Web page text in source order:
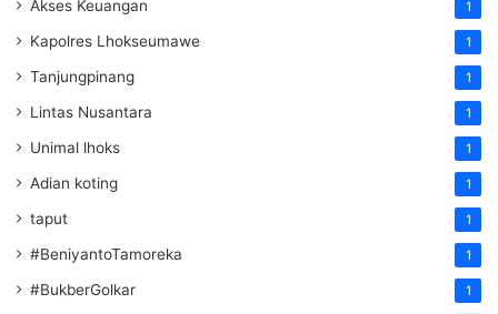
Akses Keuangan 1
Kapolres Lhokseumawe 1
Tanjungpinang 1
Lintas Nusantara 1
Unimal lhoks 1
Adian koting 1
taput 1
#BeniyantoTamoreka 1
#BukberGolkar 1